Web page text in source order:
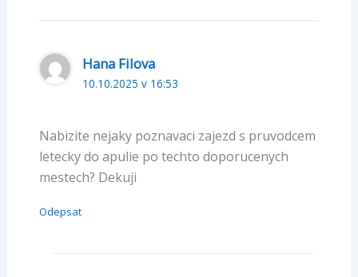
Hana Filova
10.10.2025 v 16:53
Nabizite nejaky poznavaci zajezd s pruvodcem
letecky do apulie po techto doporucenych
mestech? Dekuji
Odepsat